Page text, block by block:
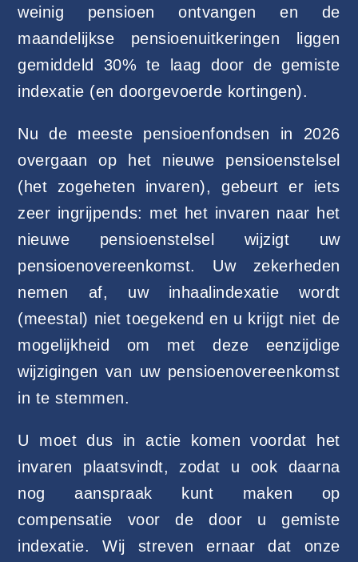
weinig pensioen ontvangen en de
maandelijkse pensioenuitkeringen liggen
gemiddeld 30% te laag door de gemiste
indexatie (en doorgevoerde kortingen).
Nu de meeste pensioenfondsen in 2026
overgaan op het nieuwe pensioenstelsel
(het zogeheten invaren), gebeurt er iets
zeer ingrijpends: met het invaren naar het
nieuwe pensioenstelsel wijzigt uw
pensioenovereenkomst. Uw zekerheden
nemen af, uw inhaalindexatie wordt
(meestal) niet toegekend en u krijgt niet de
mogelijkheid om met deze eenzijdige
wijzigingen van uw pensioenovereenkomst
in te stemmen.
U moet dus in actie komen voordat het
invaren plaatsvindt, zodat u ook daarna
nog aanspraak kunt maken op
compensatie voor de door u gemiste
indexatie. Wij streven ernaar dat onze